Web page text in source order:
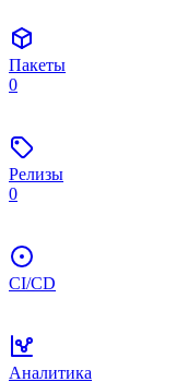
Пакеты
0
Релизы
0
CI/CD
Аналитика